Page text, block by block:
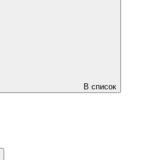
В список